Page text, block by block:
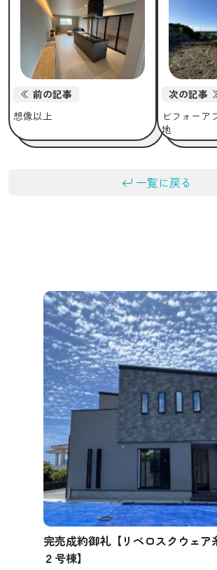
前の記事
想像以上
次の記事
ビフォーア
地
一覧に戻る
完売成約御礼【リベロスクウェア
２号棟】